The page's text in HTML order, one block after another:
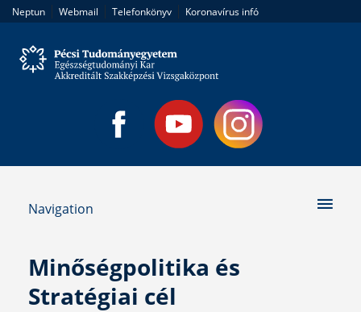
Neptun | Webmail | Telefonkönyv | Koronavírus infó
Navigation
Minőségpolitika és
Stratégiai cél